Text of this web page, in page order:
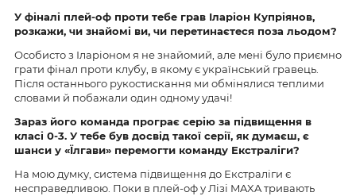
У фіналі плей-оф проти тебе грав Іларіон Купріянов,
розкажи, чи знайомі ви, чи перетинаєтеся поза льодом?
Особисто з Іларіоном я не знайомий, але мені було приємно
грати фінал проти клубу, в якому є український гравець.
Після останнього рукостискання ми обмінялися теплими
словами й побажали один одному удачі!
Зараз його команда програє серію за підвищення в
класі 0-3. У тебе був досвід такої серії, як думаєш, є
шанси у «Їлгави» перемогти команду Екстраліги?
На мою думку, система підвищення до Екстраліги є
несправедливою. Поки в плей-оф у Лізі MAXA тривають